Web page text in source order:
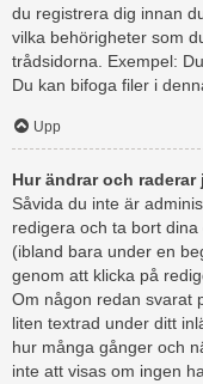
du registrera dig innan
vilka behörigheter som
trådsidorna. Exempel:
Du kan bifoga filer i
Upp
Hur ändrar och
Såvida du inte är
redigera och ta bort
(ibland bara under en
genom att klicka på
Om någon redan svarat
liten textrad under ditt
hur många gånger och
inte att visas om ingen